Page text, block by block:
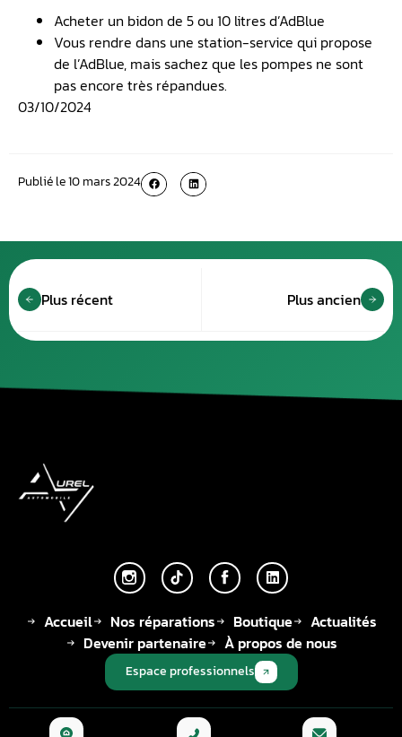
Acheter un bidon de 5 ou 10 litres d’AdBlue
Vous rendre dans une station-service qui propose
de l’AdBlue, mais sachez que les pompes ne sont
pas encore très répandues.
03/10/2024
Publié le10 mars 2024
Plus récent Plus ancien
Accueil Nos réparations Boutique
Actualités
Devenir partenaire
À propos de nous
Espace professionnels